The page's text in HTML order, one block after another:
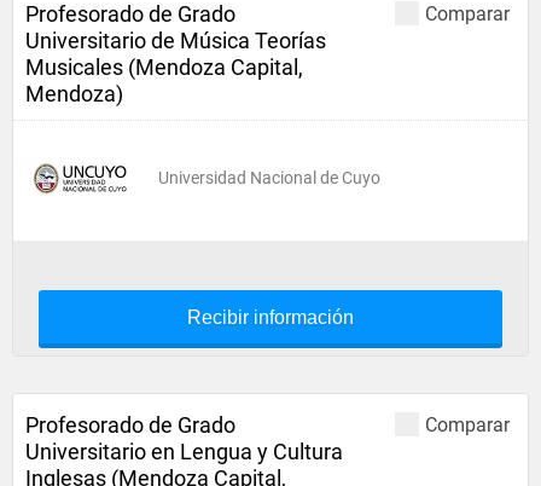
Comparar
Profesorado de Grado
Universitario de Música Teorías
Musicales (Mendoza Capital,
Mendoza)
Universidad Nacional de Cuyo
Recibir información
Comparar
Profesorado de Grado
Universitario en Lengua y Cultura
Inglesas (Mendoza Capital,